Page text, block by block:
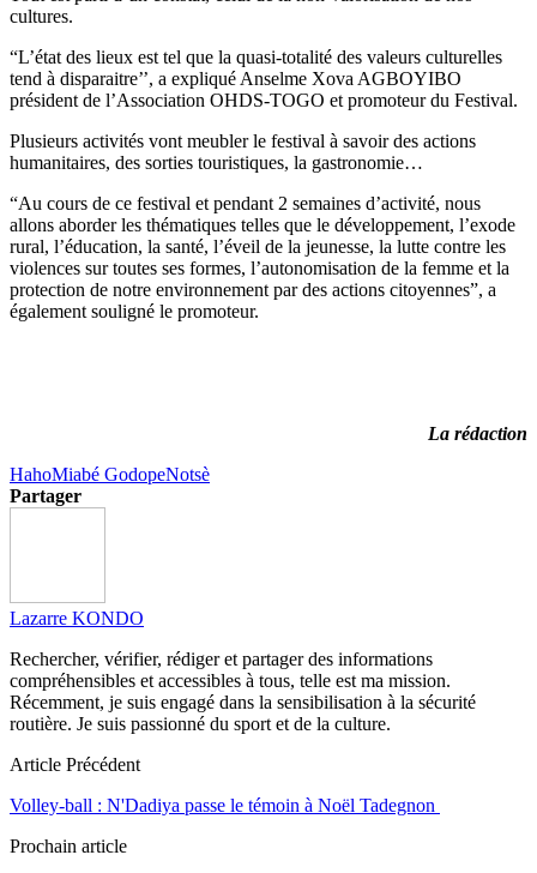
cultures.
“L’état des lieux est tel que la quasi-totalité des valeurs culturelles
tend à disparaitre’’, a expliqué Anselme Xova AGBOYIBO
président de l’Association OHDS-TOGO et promoteur du Festival.
Plusieurs activités vont meubler le festival à savoir des actions
humanitaires, des sorties touristiques, la gastronomie…
“Au cours de ce festival et pendant 2 semaines d’activité, nous
allons aborder les thématiques telles que le développement, l’exode
rural, l’éducation, la santé, l’éveil de la jeunesse, la lutte contre les
violences sur toutes ses formes, l’autonomisation de la femme et la
protection de notre environnement par des actions citoyennes”, a
également souligné le promoteur.
La rédaction
HahoMiabé GodopeNotsè
Partager
Lazarre KONDO
Rechercher, vérifier, rédiger et partager des informations
compréhensibles et accessibles à tous, telle est ma mission.
Récemment, je suis engagé dans la sensibilisation à la sécurité
routière. Je suis passionné du sport et de la culture.
Article Précédent
Volley-ball : N'Dadiya passe le témoin à Noël Tadegnon
Prochain article